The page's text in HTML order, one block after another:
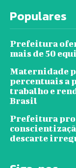
Populares
Prefeitura
mais de 50
Maternidade
percentuais a
trabalho e
Brasil
Prefeitura
descarte